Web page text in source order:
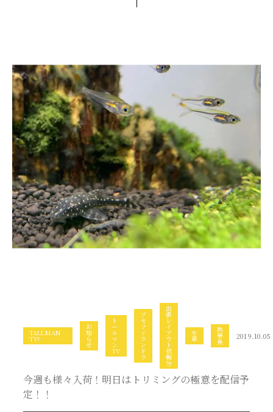
TALLMAN
TV!
お
知
ら
せ
ト
ー
ル
マ
ン
TV
ブ
セ
フ
ァ
ラ
ン
ド
ラ
出
張
レ
イ
ア
ウ
ト
依
頼
分
水
草
熱
帯
魚
2019.10.05
今週も様々入荷！明日はトリミングの極意を配信予
定！！